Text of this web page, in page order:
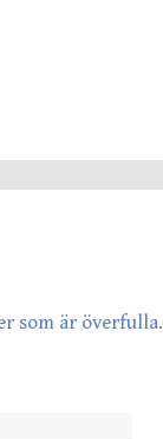
som är överfulla.